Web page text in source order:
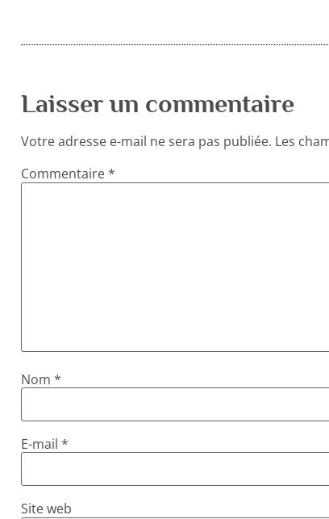
Laisser un commentaire
Votre adresse e-mail ne sera pas publiée. Les
Commentaire*
Nom *
E-mail *
Site web